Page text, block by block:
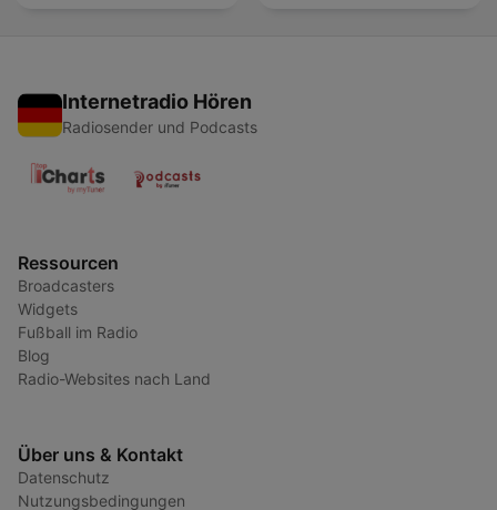
Internetradio Hören
Radiosender und Podcasts
Ressourcen
Broadcasters
Widgets
Fußball im Radio
Blog
Radio-Websites nach Land
Über uns & Kontakt
Datenschutz
Nutzungsbedingungen